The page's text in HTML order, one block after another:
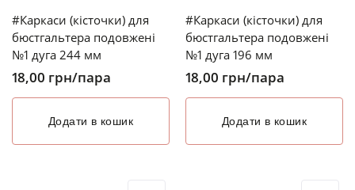
#Каркаси (кісточки) для
бюстгальтера подовжені
№1 дуга 244 мм
18,00 грн/пара
Додати в кошик
#Каркаси (кісточки) для
бюстгальтера подовжені
№1 дуга 196 мм
18,00 грн/пара
Додати в кошик